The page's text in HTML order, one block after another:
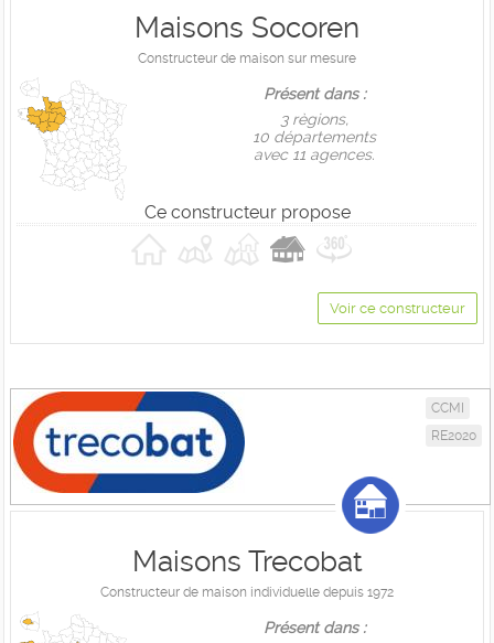
Maisons Socoren
Constructeur de maison sur mesure
Présent dans :
3 règions,
10 départements
avec 11 agences.
Ce constructeur propose
Voir ce constructeur
CCMI
RE2020
Maisons Trecobat
Constructeur de maison individuelle depuis 1972
Présent dans :